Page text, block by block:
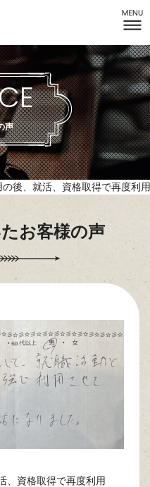
声
後、就活、資格取得で再度利用
お客様の声
、資格取得で再度利用